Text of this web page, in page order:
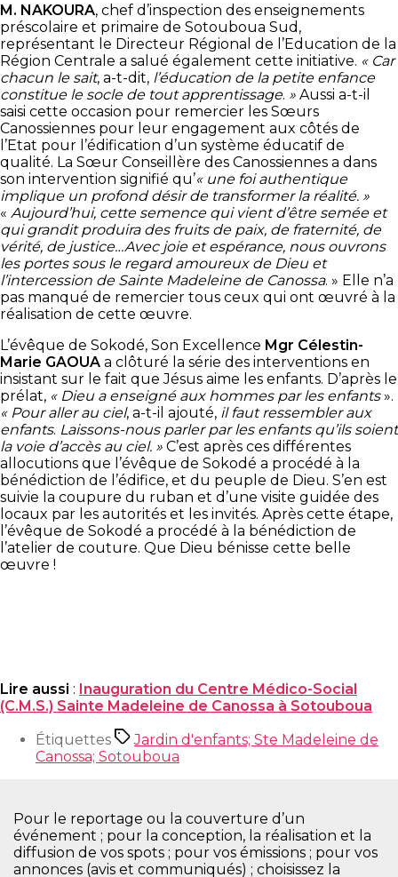
M. NAKOURA, chef d’inspection des enseignements
préscolaire et primaire de Sotouboua Sud,
représentant le Directeur Régional de l’Education de la
Région Centrale a salué également cette initiative. « Car
chacun le sait, a-t-dit, l’éducation de la petite enfance
constitue le socle de tout apprentissage. » Aussi a-t-il
saisi cette occasion pour remercier les Sœurs
Canossiennes pour leur engagement aux côtés de
l’Etat pour l’édification d’un système éducatif de
qualité. La Sœur Conseillère des Canossiennes a dans
son intervention signifié qu’« une foi authentique
implique un profond désir de transformer la réalité. »
« Aujourd’hui, cette semence qui vient d’être semée et
qui grandit produira des fruits de paix, de fraternité, de
vérité, de justice…Avec joie et espérance, nous ouvrons
les portes sous le regard amoureux de Dieu et
l’intercession de Sainte Madeleine de Canossa. » Elle n’a
pas manqué de remercier tous ceux qui ont œuvré à la
réalisation de cette œuvre.
L’évêque de Sokodé, Son Excellence Mgr Célestin-
Marie GAOUA a clôturé la série des interventions en
insistant sur le fait que Jésus aime les enfants. D’après le
prélat, « Dieu a enseigné aux hommes par les enfants».
« Pour aller au ciel, a-t-il ajouté, il faut ressembler aux
enfants. Laissons-nous parler par les enfants qu’ils soient
la voie d’accès au ciel. » C’est après ces différentes
allocutions que l’évêque de Sokodé a procédé à la
bénédiction de l’édifice, et du peuple de Dieu. S’en est
suivie la coupure du ruban et d’une visite guidée des
locaux par les autorités et les invités. Après cette étape,
l’évêque de Sokodé a procédé à la bénédiction de
l’atelier de couture. Que Dieu bénisse cette belle
œuvre !
Lire aussi : Inauguration du Centre Médico-Social
(C.M.S.) Sainte Madeleine de Canossa à Sotouboua
Étiquettes
Jardin d'enfants; Ste Madeleine de
Canossa; Sotouboua
Pour le reportage ou la couverture d’un
événement ; pour la conception, la réalisation et la
diffusion de vos spots ; pour vos émissions ; pour vos
annonces (avis et communiqués) ; choisissez la